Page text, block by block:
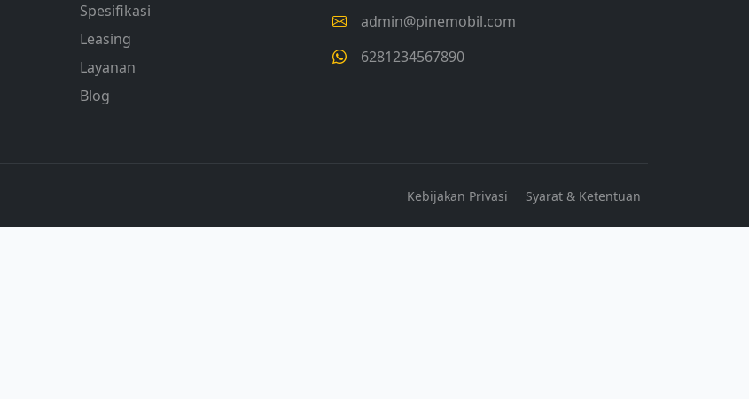
Spesifikasi
Leasing
Layanan
Blog
admin@pinemobil.com
6281234567890
Kebijakan Privasi Syarat & Ketentuan